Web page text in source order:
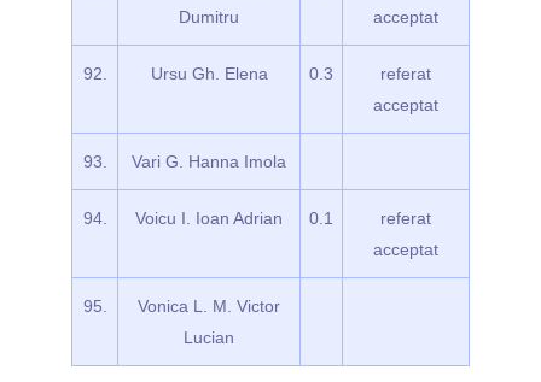
Dumitru
acceptat
92. Ursu Gh. Elena 0.3
referat
acceptat
93. Vari G. Hanna Imola
94. Voicu I. Ioan Adrian 0.1
referat
acceptat
95.
Vonica L. M. Victor
Lucian